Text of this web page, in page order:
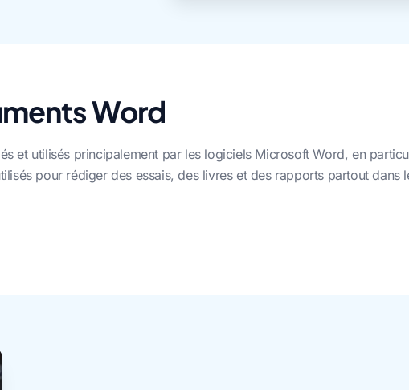
Word
et utilisés principalement par les logiciels Microsoft Word, en
pour rédiger des essais, des livres et des rapports partout dans